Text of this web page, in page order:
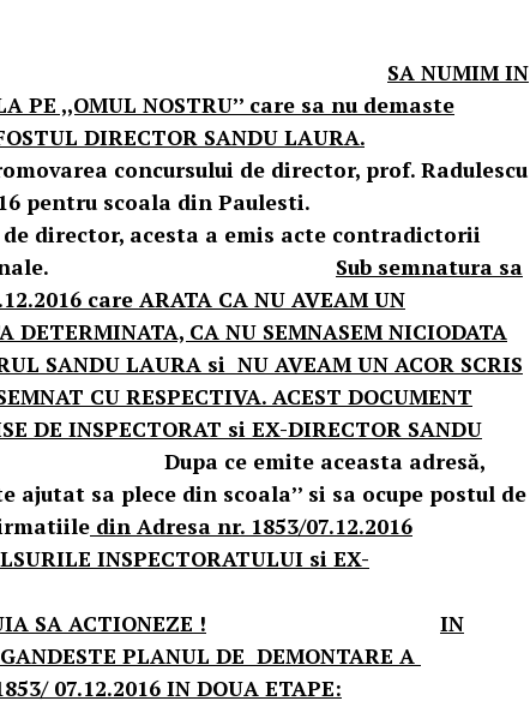
SA NUMIM IN
PE ,,OMUL NOSTRU’’ care sa nu demaste
DIRECTOR SANDU LAURA.
de director, prof. Radulescu
2016 pentru scoala din Paulesti.
director, acesta a emis acte contradictorii
plangeri penale. Sub semnatura sa
care ARATA CA NU AVEAM UN
DETERMINATA, CA NU SEMNASEM NICIODATA
SANDU LAURA si NU AVEAM UN ACOR SCRIS
CU RESPECTIVA. ACEST DOCUMENT
DE INSPECTORAT si EX-DIRECTOR SANDU
emite aceasta adresă,
sa plece din scoala’’ si sa ocupe postul de
din Adresa nr. 1853/07.12.2016
INSPECTORATULUI si EX-
SA ACTIONEZE !
IN
PLANUL DE DEMONTARE A
07.12.2016 IN DOUA ETAPE: